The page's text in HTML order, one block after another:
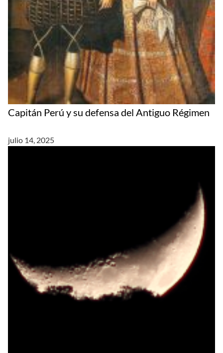
Capitán Perú y su defensa del Antiguo Régimen
julio 14, 2025